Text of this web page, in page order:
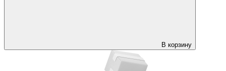
В корзину